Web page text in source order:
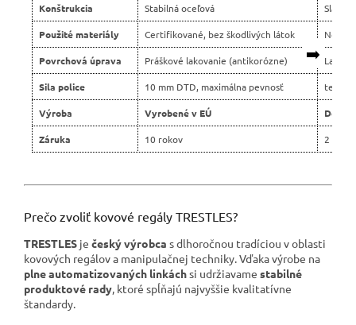
➡️
Konštrukcia Stabilná oceľová Slabší
Použité materiály Certifikované, bez škodlivých látok
Povrchová úprava Práškové lakovanie (antikorózne) Lacné
Sila police 10 mm DTD, maximálna pevnosť tenšie
Výroba Vyrobené v EÚ Dovoz
Záruka 10 rokov 2 roky
Prečo zvoliť kovové regály TRESTLES?
TRESTLES je český výrobca s dlhoročnou tradíciou v oblasti
kovových regálov a manipulačnej techniky. Vďaka výrobe na
plne automatizovaných linkáchsi udržiavame stabilné
produktové rady , ktoré spĺňajú najvyššie kvalitatívne
štandardy.